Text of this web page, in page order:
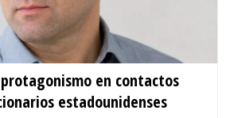
en contactos
estadounidenses